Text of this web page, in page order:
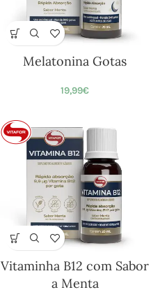
Melatonina Gotas
19,99€
Vitaminha B12 com Sabor
a Menta